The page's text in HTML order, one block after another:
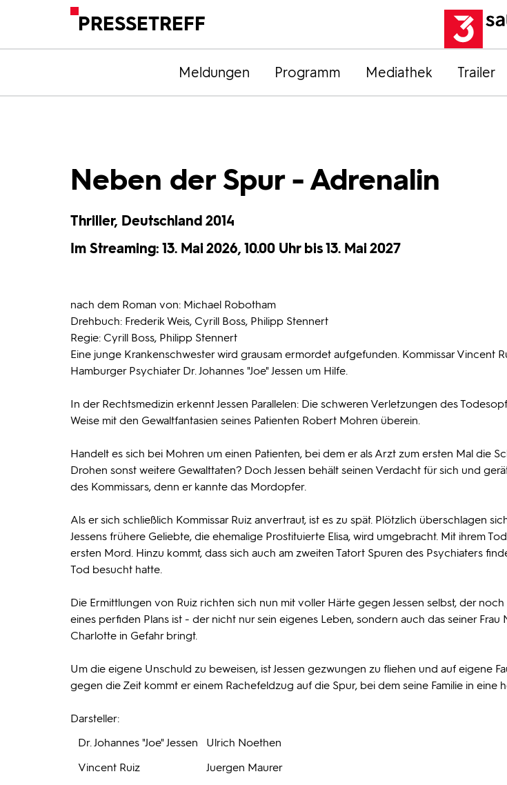
PRESSETREFF
Meldungen Programm Mediathek Trailer
Neben der Spur - Adrenalin
Thriller, Deutschland 2014
Im Streaming: 13. Mai 2026, 10.00 Uhr bis 13. Mai 2027
nach dem Roman von: Michael Robotham
Drehbuch: Frederik Weis, Cyrill Boss, Philipp Stennert
Regie: Cyrill Boss, Philipp Stennert
Eine junge Krankenschwester wird grausam ermordet aufgefunden. Kommissar Vincent
Hamburger Psychiater Dr. Johannes "Joe" Jessen um Hilfe.
In der Rechtsmedizin erkennt Jessen Parallelen: Die schweren Verletzungen des
Weise mit den Gewaltfantasien seines Patienten Robert Mohren überein.
Handelt es sich bei Mohren um einen Patienten, bei dem er als Arzt zum ersten Mal die
Drohen sonst weitere Gewalttaten? Doch Jessen behält seinen Verdacht für sich und
des Kommissars, denn er kannte das Mordopfer.
Als er sich schließlich Kommissar Ruiz anvertraut, ist es zu spät. Plötzlich überschlagen
Jessens frühere Geliebte, die ehemalige Prostituierte Elisa, wird umgebracht. Mit ihrem
ersten Mord. Hinzu kommt, dass sich auch am zweiten Tatort Spuren des Psychiaters
Tod besucht hatte.
Die Ermittlungen von Ruiz richten sich nun mit voller Härte gegen Jessen selbst, der noch
eines perfiden Plans ist - der nicht nur sein eigenes Leben, sondern auch das seiner Frau
Charlotte in Gefahr bringt.
Um die eigene Unschuld zu beweisen, ist Jessen gezwungen zu fliehen und auf eigene
gegen die Zeit kommt er einem Rachefeldzug auf die Spur, bei dem seine Familie in eine
Darsteller:
Dr. Johannes "Joe" Jessen
Ulrich Noethen
Vincent Ruiz
Juergen Maurer